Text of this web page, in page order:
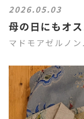
2026.05.03
母の日にもオ
マドモアゼルノン